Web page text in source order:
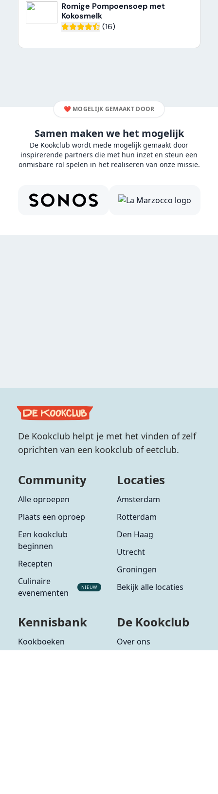
Romige Pompoensoep met
Kokosmelk
(16)
❤️ MOGELIJK GEMAAKT DOOR
Samen maken we het mogelijk
De Kookclub wordt mede mogelijk gemaakt door
inspirerende partners die met hun inzet en steun een
onmisbare rol spelen in het realiseren van onze missie.
De Kookclub helpt je met het vinden of zelf
oprichten van een kookclub of eetclub.
Community
Alle oproepen
Plaats een oproep
Een kookclub
beginnen
Recepten
Culinaire
evenementen
NIEUW
Locaties
Amsterdam
Rotterdam
Den Haag
Utrecht
Groningen
Bekijk alle locaties
Kennisbank
Kookboeken
De Kookclub
Over ons